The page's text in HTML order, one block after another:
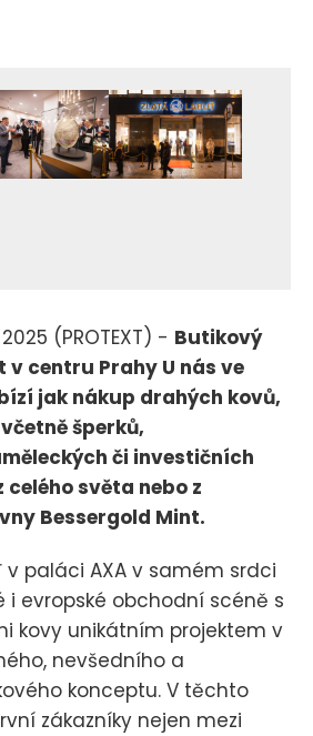
(PROTEXT) - Butikový
centru Prahy U nás ve
jak nákup drahých kovů,
šperků,
či investičních
světa nebo z
Bessergold Mint.
v paláci AXA v samém srdci
i evropské obchodní scéně s
kovy unikátním projektem v
nevšedního a
konceptu. V těchto
zákazníky nejen mezi